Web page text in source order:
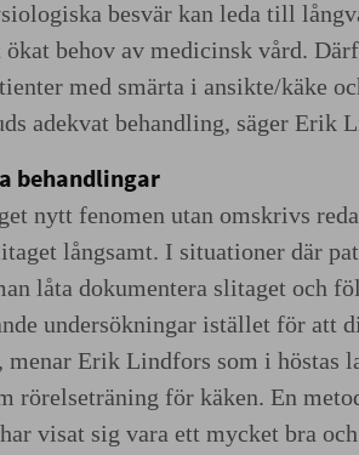
besvär kan leda till
behov av medicinsk vård.
med smärta i ansikte/käke
adekvat behandling, säger Erik
behandlingar
nytt fenomen utan omskrivs
långsamt. I situationer där
låta dokumentera slitaget och
undersökningar istället för att
menar Erik Lindfors som i höstas
rörelseträning för käken. En
visat sig vara ett mycket bra